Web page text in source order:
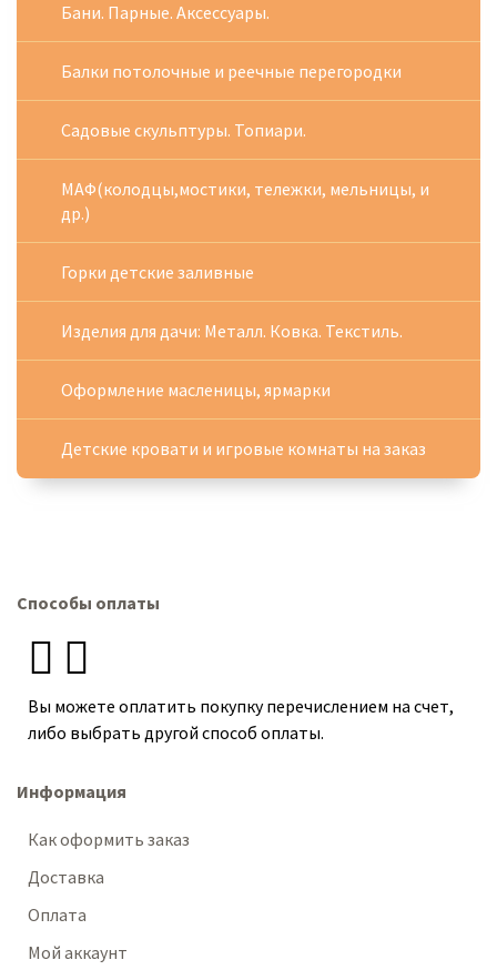
Бани. Парные. Аксессуары.
Балки потолочные и реечные перегородки
Садовые скульптуры. Топиари.
МАФ(колодцы,мостики, тележки, мельницы, и
др.)
Горки детские заливные
Изделия для дачи: Металл. Ковка. Текстиль.
Оформление масленицы, ярмарки
Детские кровати и игровые комнаты на заказ
Способы оплаты
Вы можете оплатить покупку перечислением на счет,
либо выбрать другой способ оплаты.
Информация
Как оформить заказ
Доставка
Оплата
Мой аккаунт